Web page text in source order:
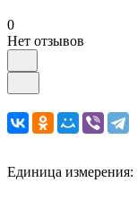
0
Нет отзывов
Единица измерения: